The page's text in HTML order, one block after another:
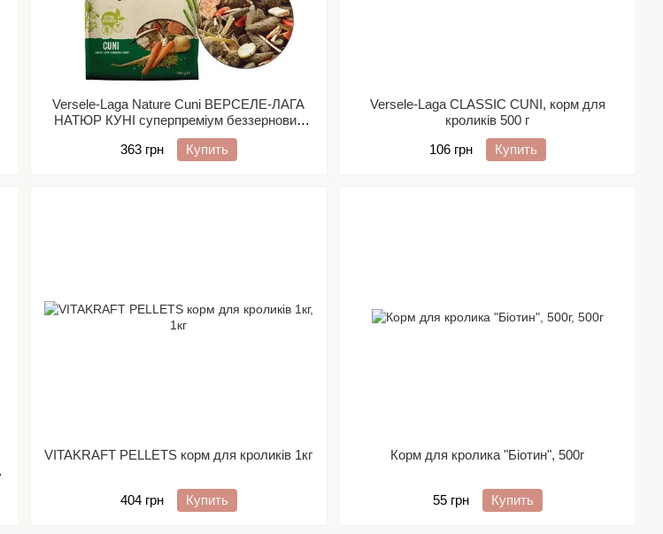
Versele-Laga Nature Cuni ВЕРСЕЛЕ-ЛАГА
НАТЮР КУНІ суперпреміум беззерновий
корм для кроликів
363 грн
Купить
Versele-Laga CLASSIC CUNI, корм для
кроликів 500 г
106 грн
Купить
VITAKRAFT PELLETS корм для кроликів 1кг
404 грн Купить
Корм для кролика "Біотин", 500г
55 грн Купить